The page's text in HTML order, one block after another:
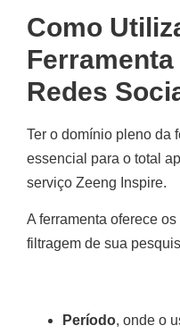
Como
Redes
Ter o domínio pleno da
essencial para o total
serviço Zeeng Inspire.
A ferramenta oferece
filtragem de sua
Período, onde o